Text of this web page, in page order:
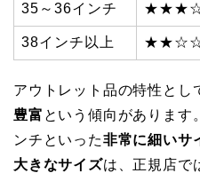
35～36インチ
38インチ以上
アウトレット品の特性とし
豊富 という傾向があります
ンチといった非常に細いサ
大きなサイズは、正規店で